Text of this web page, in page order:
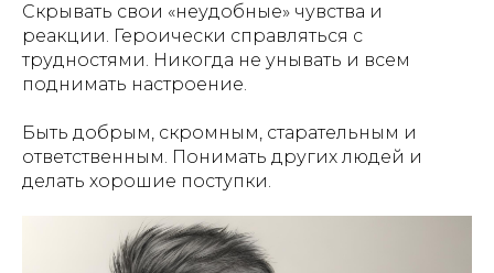
Скрывать свои «неудобные» чувства и
реакции. Героически справляться с
трудностями. Никогда не унывать и всем
поднимать настроение.
Быть добрым, скромным, старательным и
ответственным. Понимать других людей и
делать хорошие поступки.